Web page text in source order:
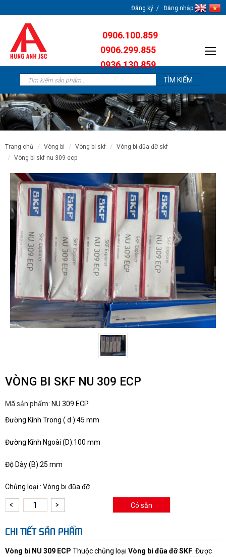
Đăng ký Đăng nhập
0906.100.859
0906.299.855
0936.130.859
trang chủ vòng bi vòng bi skf
vòng bi đũa đỡ skf
vòng bi skf nu 309 ecp
VÒNG BI SKF NU 309 ECP
Mã sản phẩm: NU 309 ECP
Đường Kính Trong ( d ):45 mm
Đường Kính Ngoài (D):100 mm
Độ Dày (B):25 mm
Chủng loại : Vòng bi đũa đỡ
Có sẵn
CHI TIẾT SẢN PHẨM
Vòng bi NU 309 ECP Thuộc chủng loại Vòng bi đũa đỡSKF . Được